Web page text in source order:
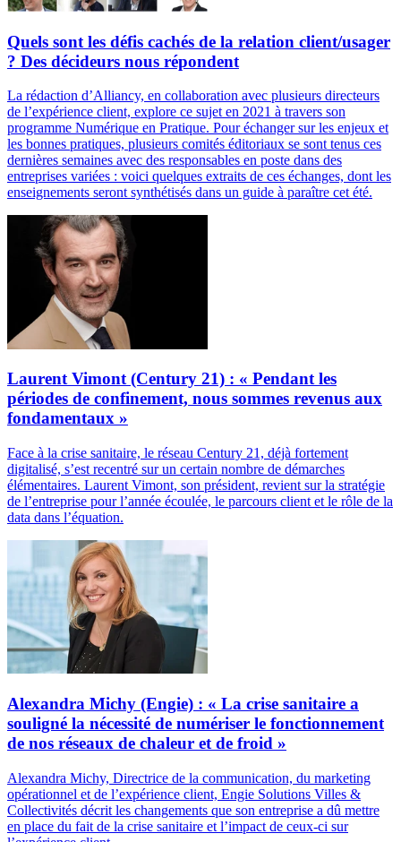
Quels sont les défis cachés de la relation client/usager
? Des décideurs nous répondent
La rédaction d’Alliancy, en collaboration avec plusieurs directeurs
de l’expérience client, explore ce sujet en 2021 à travers son
programme Numérique en Pratique. Pour échanger sur les enjeux et
les bonnes pratiques, plusieurs comités éditoriaux se sont tenus ces
dernières semaines avec des responsables en poste dans des
entreprises variées : voici quelques extraits de ces échanges, dont les
enseignements seront synthétisés dans un guide à paraître cet été.
Laurent Vimont (Century 21) : « Pendant les
périodes de confinement, nous sommes revenus aux
fondamentaux »
Face à la crise sanitaire, le réseau Century 21, déjà fortement
digitalisé, s’est recentré sur un certain nombre de démarches
élémentaires. Laurent Vimont, son président, revient sur la stratégie
de l’entreprise pour l’année écoulée, le parcours client et le rôle de la
data dans l’équation.
Alexandra Michy (Engie) : « La crise sanitaire a
souligné la nécessité de numériser le fonctionnement
de nos réseaux de chaleur et de froid »
Alexandra Michy, Directrice de la communication, du marketing
opérationnel et de l’expérience client, Engie Solutions Villes &
Collectivités décrit les changements que son entreprise a dû mettre
en place du fait de la crise sanitaire et l’impact de ceux-ci sur